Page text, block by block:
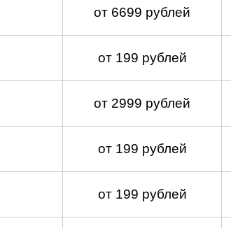
от 6699 рублей
от 199 рублей
от 2999 рублей
от 199 рублей
от 199 рублей